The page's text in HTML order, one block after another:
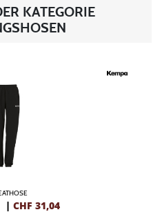
KATEGORIE
| CHF 31,04